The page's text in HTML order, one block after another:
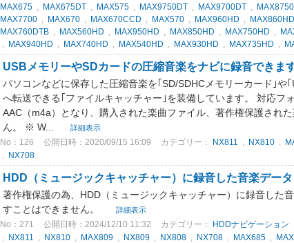
MAX675 , MAX675DT , MAX575 , MAX9750DT , MAX9700DT ,
MAX7700 , MAX670 , MAX670CCD , MAX570 , MAX960HD , MAX860HD
MAX760DTB , MAX560HD , MAX950HD , MAX850HD , MAX750HD ,
, MAX940HD , MAX740HD , MAX540HD , MAX930HD , MAX735HD ,
USBメモリーやSDカードの圧縮音楽をナビに録音できま
パソコンなどに保存した圧縮音楽を｢SD/SDHCメモリーカード｣や
へ転送できる｢ファイルキャッチャー｣を装備しています。 対応フ
AAC（m4a）となり、購入された楽曲ファイル、著作権保護され
ん。 ※ W...
詳細表示
No：126 公開日時：2020/09/15 16:09 カテゴリー： NX811 , NX810 ,
, NX708
HDD（ミュージックキャッチャー）に録音した音楽デー
著作権保護の為、HDD（ミュージックキャッチャー）に録音した
すことはできません。
詳細表示
No：271 公開日時：2024/12/10 11:32 カテゴリー： HDDナビゲーション
, NX811 , NX810 , MAX809 , NX809 , NX808 , NX708 , MAX685 ,